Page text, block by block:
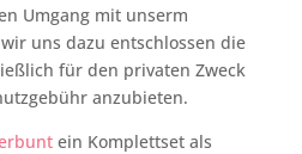
Umgang mit unserm
uns dazu entschlossen die
für den privaten Zweck
anzubieten.
ein Komplettset als